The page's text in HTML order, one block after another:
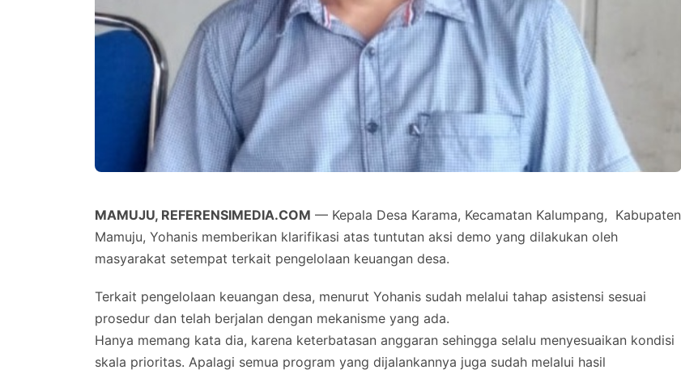
MAMUJU, REFERENSIMEDIA.COM — Kepala Desa Karama, Kecamatan Kalumpang, Kabupaten
Mamuju, Yohanis memberikan klarifikasi atas tuntutan aksi demo yang dilakukan oleh
masyarakat setempat terkait pengelolaan keuangan desa.
Terkait pengelolaan keuangan desa, menurut Yohanis sudah melalui tahap asistensi sesuai
prosedur dan telah berjalan dengan mekanisme yang ada.
Hanya memang kata dia, karena keterbatasan anggaran sehingga selalu menyesuaikan kondisi
skala prioritas. Apalagi semua program yang dijalankannya juga sudah melalui hasil